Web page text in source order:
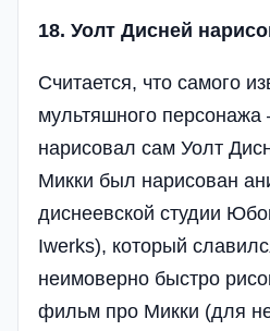
18. Уолт Дисней
Считается, что самого
мультяшного
нарисовал сам Уолт
Микки был нарисован
диснеевской студии
Iwerks), который
неимоверно быстро
фильм про Микки (для